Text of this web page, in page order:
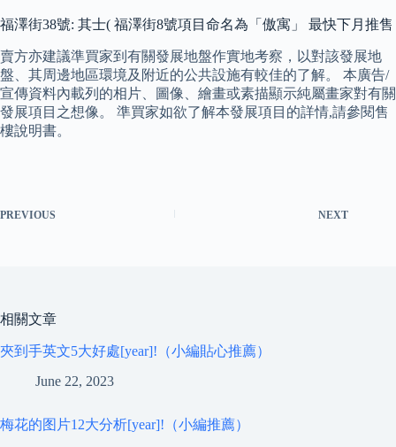
福澤街38號: 其士( 福澤街8號項目命名為「傲寓」 最快下月推售
賣方亦建議準買家到有關發展地盤作實地考察，以對該發展地
盤、其周邊地區環境及附近的公共設施有較佳的了解。 本廣告/
宣傳資料內載列的相片、圖像、繪畫或素描顯示純屬畫家對有關
發展項目之想像。 準買家如欲了解本發展項目的詳情,請參閱售
樓說明書。
PREVIOUS NEXT
相關文章
夾到手英文5大好處[year]!（小編貼心推薦）
June 22, 2023
梅花的图片12大分析[year]!（小編推薦）